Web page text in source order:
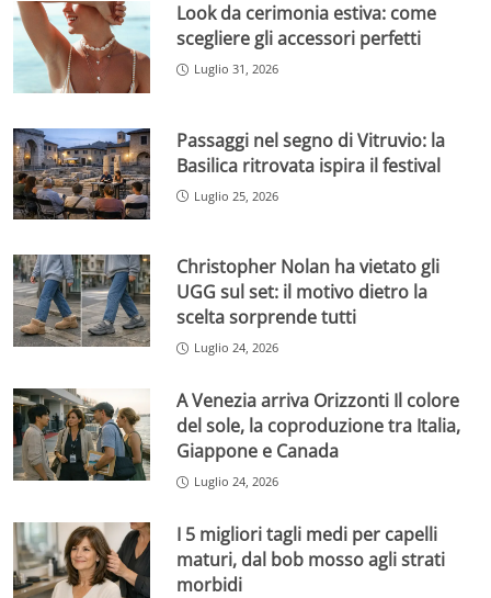
Look da cerimonia estiva: come
scegliere gli accessori perfetti
Luglio 31, 2026
Passaggi nel segno di Vitruvio: la
Basilica ritrovata ispira il festival
Luglio 25, 2026
Christopher Nolan ha vietato gli
UGG sul set: il motivo dietro la
scelta sorprende tutti
Luglio 24, 2026
A Venezia arriva Orizzonti Il colore
del sole, la coproduzione tra Italia,
Giappone e Canada
Luglio 24, 2026
I 5 migliori tagli medi per capelli
maturi, dal bob mosso agli strati
morbidi